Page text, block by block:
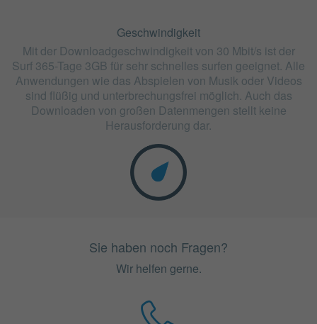
Geschwindigkeit
Mit der Downloadgeschwindigkeit von 30 Mbit/s ist der
Surf 365-Tage 3GB für sehr schnelles surfen geeignet. Alle
Anwendungen wie das Abspielen von Musik oder Videos
sind flüßig und unterbrechungsfrei möglich. Auch das
Downloaden von großen Datenmengen stellt keine
Herausforderung dar.
Sie haben noch Fragen?
Wir helfen gerne.